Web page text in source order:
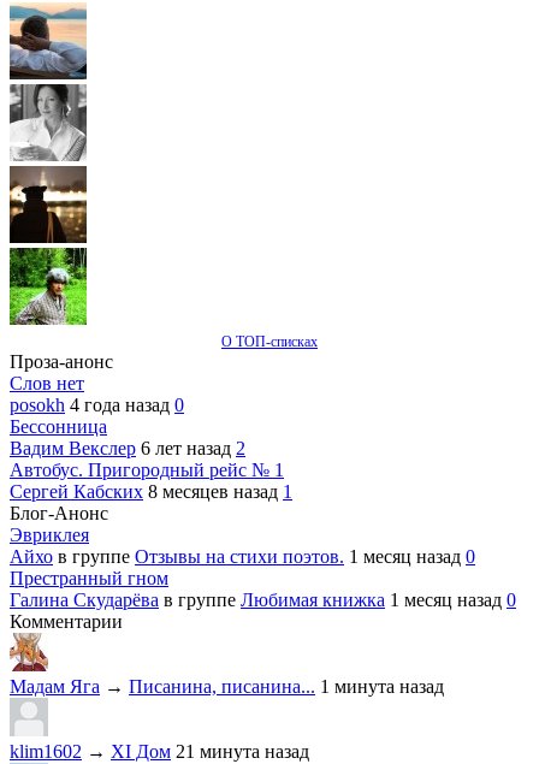
О ТОП-списках
Проза-анонс
Слов нет
posokh 4 года назад 0
Бессонница
Вадим Векслер 6 лет назад 2
Автобус. Пригородный рейс № 1
Сергей Кабских 8 месяцев назад 1
Блог-Анонс
Эвриклея
Айхо в группе Отзывы на стихи поэтов. 1 месяц назад 0
Престранный гном
Галина Скударёва в группе Любимая книжка 1 месяц назад 0
Комментарии
Мадам Яга → Писанина, писанина... 1 минута назад
klim1602 → XI Дом 21 минута назад